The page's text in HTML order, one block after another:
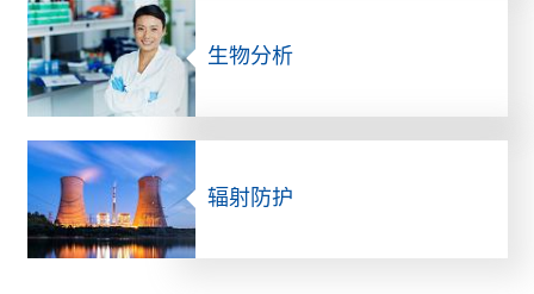
生物分析
辐射防护